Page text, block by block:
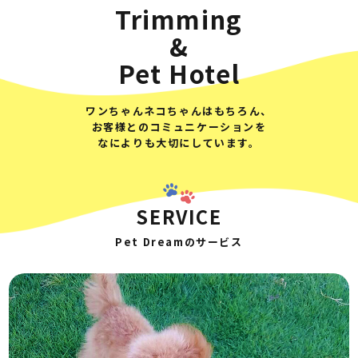
Trimming
&
Pet Hotel
ワンちゃんネコちゃんはもちろん、
お客様とのコミュニケーションを
なによりも大切にしています。
SERVICE
Pet Dreamのサービス